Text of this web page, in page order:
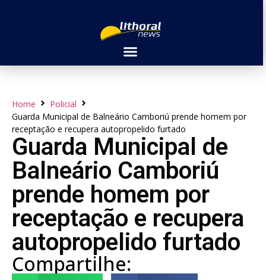
Home
Policial
Guarda Municipal de Balneário Camboriú prende homem por
receptação e recupera autopropelido furtado
Guarda Municipal de
Balneário Camboriú
prende homem por
receptação e recupera
autopropelido furtado
Compartilhe: